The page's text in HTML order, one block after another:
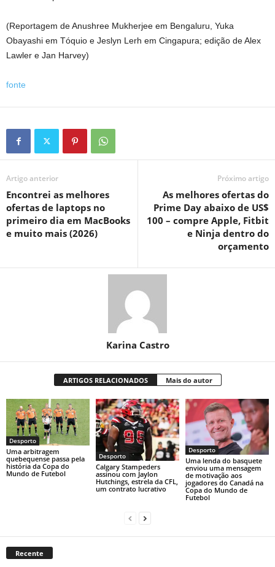
(Reportagem de Anushree Mukherjee em Bengaluru, Yuka
Obayashi em Tóquio e Jeslyn Lerh em Cingapura; edição de Alex
Lawler e Jan Harvey)
fonte
Artigo anterior
Encontrei as melhores
ofertas de laptops no
primeiro dia em MacBooks
e muito mais (2026)
Próximo artigo
As melhores ofertas do
Prime Day abaixo de US$
100 – compre Apple, Fitbit
e Ninja dentro do
orçamento
Karina Castro
ARTIGOS RELACIONADOS Mais do autor
Desporto
Uma arbitragem
quebequense passa pela
história da Copa do
Mundo de Futebol
Desporto
Calgary Stampeders
assinou com Jaylon
Hutchings, estrela da CFL,
um contrato lucrativo
Desporto
Uma lenda do basquete
enviou uma mensagem
de motivação aos
jogadores do Canadá na
Copa do Mundo de
Futebol
Recente